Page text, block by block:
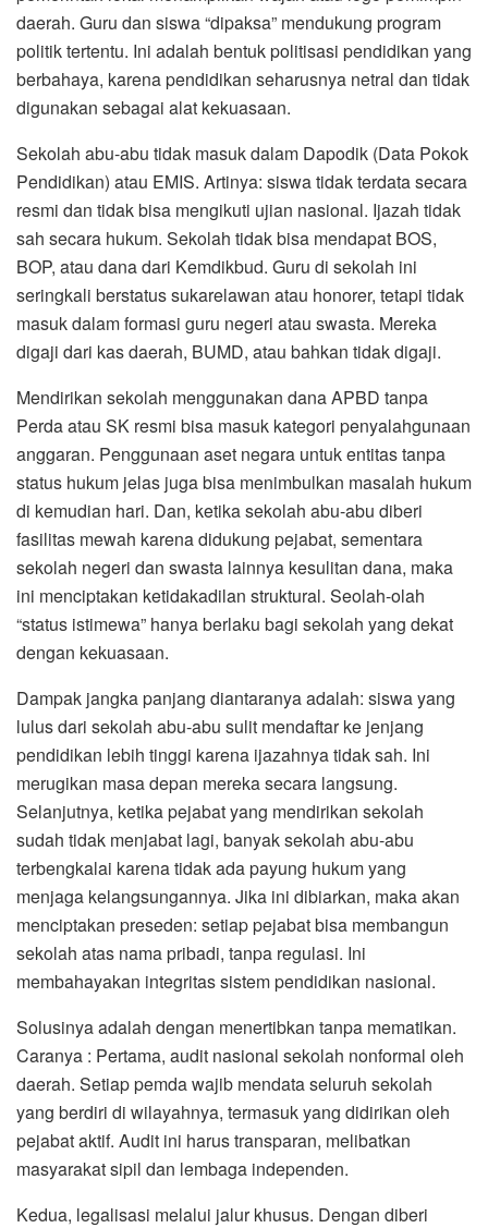
daerah. Guru dan siswa “dipaksa” mendukung program
politik tertentu. Ini adalah bentuk politisasi pendidikan yang
berbahaya, karena pendidikan seharusnya netral dan tidak
digunakan sebagai alat kekuasaan.
Sekolah abu-abu tidak masuk dalam Dapodik (Data Pokok
Pendidikan) atau EMIS. Artinya: siswa tidak terdata secara
resmi dan tidak bisa mengikuti ujian nasional. Ijazah tidak
sah secara hukum. Sekolah tidak bisa mendapat BOS,
BOP, atau dana dari Kemdikbud. Guru di sekolah ini
seringkali berstatus sukarelawan atau honorer, tetapi tidak
masuk dalam formasi guru negeri atau swasta. Mereka
digaji dari kas daerah, BUMD, atau bahkan tidak digaji.
Mendirikan sekolah menggunakan dana APBD tanpa
Perda atau SK resmi bisa masuk kategori penyalahgunaan
anggaran. Penggunaan aset negara untuk entitas tanpa
status hukum jelas juga bisa menimbulkan masalah hukum
di kemudian hari. Dan, ketika sekolah abu-abu diberi
fasilitas mewah karena didukung pejabat, sementara
sekolah negeri dan swasta lainnya kesulitan dana, maka
ini menciptakan ketidakadilan struktural. Seolah-olah
“status istimewa” hanya berlaku bagi sekolah yang dekat
dengan kekuasaan.
Dampak jangka panjang diantaranya adalah: siswa yang
lulus dari sekolah abu-abu sulit mendaftar ke jenjang
pendidikan lebih tinggi karena ijazahnya tidak sah. Ini
merugikan masa depan mereka secara langsung.
Selanjutnya, ketika pejabat yang mendirikan sekolah
sudah tidak menjabat lagi, banyak sekolah abu-abu
terbengkalai karena tidak ada payung hukum yang
menjaga kelangsungannya. Jika ini dibiarkan, maka akan
menciptakan preseden: setiap pejabat bisa membangun
sekolah atas nama pribadi, tanpa regulasi. Ini
membahayakan integritas sistem pendidikan nasional.
Solusinya adalah dengan menertibkan tanpa mematikan.
Caranya : Pertama, audit nasional sekolah nonformal oleh
daerah. Setiap pemda wajib mendata seluruh sekolah
yang berdiri di wilayahnya, termasuk yang didirikan oleh
pejabat aktif. Audit ini harus transparan, melibatkan
masyarakat sipil dan lembaga independen.
Kedua, legalisasi melalui jalur khusus. Dengan diberi